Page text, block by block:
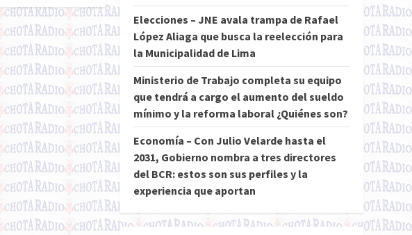
Elecciones – JNE avala trampa de Rafael
López Aliaga que busca la reelección para
la Municipalidad de Lima
Ministerio de Trabajo completa su equipo
que tendrá a cargo el aumento del sueldo
mínimo y la reforma laboral ¿Quiénes son?
Economía – Con Julio Velarde hasta el
2031, Gobierno nombra a tres directores
del BCR: estos son sus perfiles y la
experiencia que aportan